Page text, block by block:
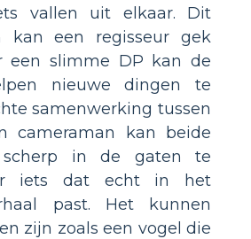
vallen uit elkaar. Dit
kan een regisseur gek
een slimme DP kan de
nieuwe dingen te
samenwerking tussen
cameraman kan beide
in de gaten te
iets dat echt in het
past. Het kunnen
zijn zoals een vogel die